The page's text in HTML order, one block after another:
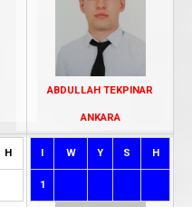
ABDULLAH TEKPINAR
ANKARA
H I W Y S H
1